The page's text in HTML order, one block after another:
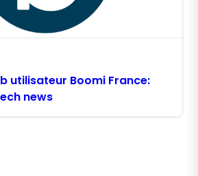
utilisateur Boomi France:
news